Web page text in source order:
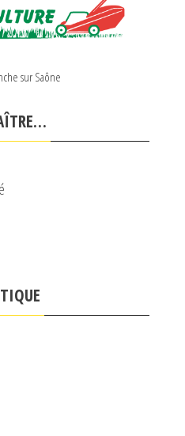
sur Saône